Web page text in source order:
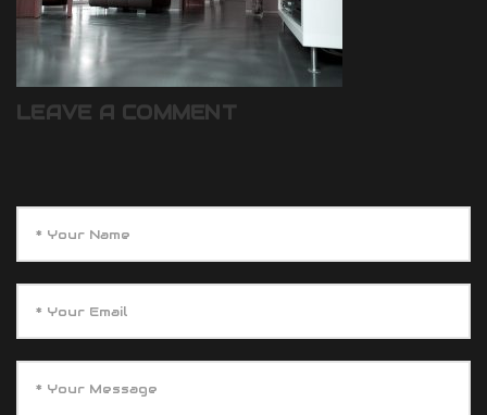
LEAVE A COMMENT